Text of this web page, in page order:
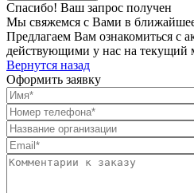
Спасибо! Ваш запрос получен
Мы свяжемся с Вами в
Предлагаем Вам ознакомиться с
действующими у нас на текущий
Вернутся назад
Оформить заявку